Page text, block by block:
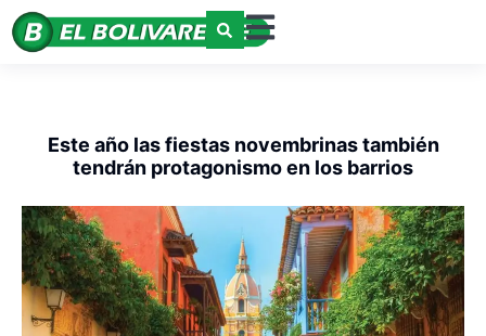
Este año las fiestas novembrinas también
tendrán protagonismo en los barrios